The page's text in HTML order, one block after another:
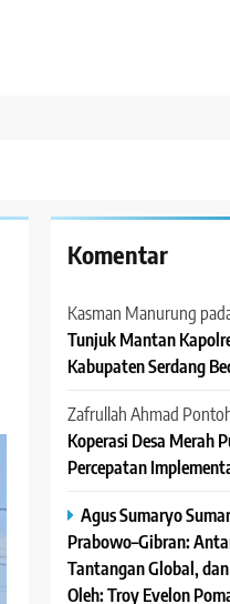
Komentar
Kasman Manurung
Tunjuk Mantan
Kabupaten Serdang
Zafrullah Ahmad
Koperasi Desa Merah
Percepatan
Agus Sumaryo
Prabowo–Gibran:
Tantangan Global,
Oleh: Troy Evelon